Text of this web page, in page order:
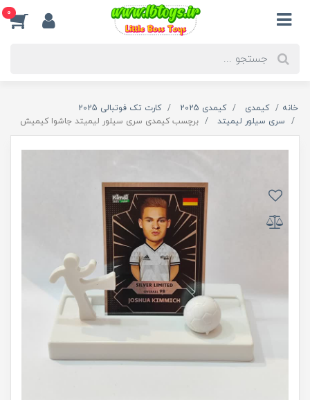
0
خانه کیمدی کیمدی 2025
کارت تک فوتبالی 2025
سری سیلور لیمیتد
برچسب کیمدی سری سیلور لیمیتد جاشوا کیمیش